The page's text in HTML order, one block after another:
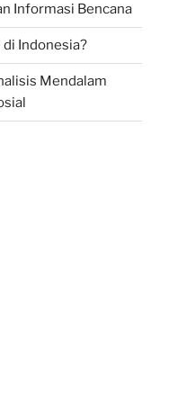
Informasi Bencana
Indonesia?
Mendalam